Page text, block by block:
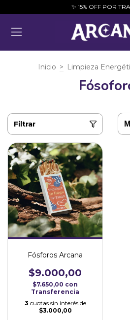
✨ 15% OFF POR
Inicio > Limpieza
Filtrar
Fósforos Arcana
$9.000,00
$7.650,00 con
Transferencia
3 cuotas sin interés de
$3.000,00